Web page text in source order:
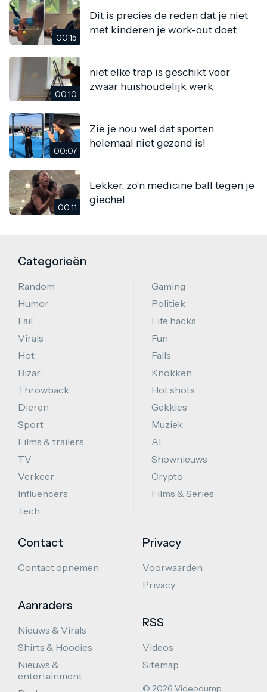
00:15
Dit is precies de reden dat je niet
met kinderen je work-out doet
00:10
niet elke trap is geschikt voor
zwaar huishoudelijk werk
00:07
Zie je nou wel dat sporten
helemaal niet gezond is!
00:11
Lekker, zo'n medicine ball tegen je
giechel
Categorieën
Random
Humor
Fail
Virals
Hot
Bizar
Throwback
Dieren
Sport
Films & trailers
TV
Verkeer
Influencers
Tech
Gaming
Politiek
Life hacks
Fun
Fails
Knokken
Hot shots
Gekkies
Muziek
AI
Shownieuws
Crypto
Films & Series
Contact
Contact opnemen
Aanraders
Nieuws & Virals
Shirts & Hoodies
Nieuws &
entertainment
Privacy
Voorwaarden
Privacy
RSS
Videos
Sitemap
© 2026 Videodump